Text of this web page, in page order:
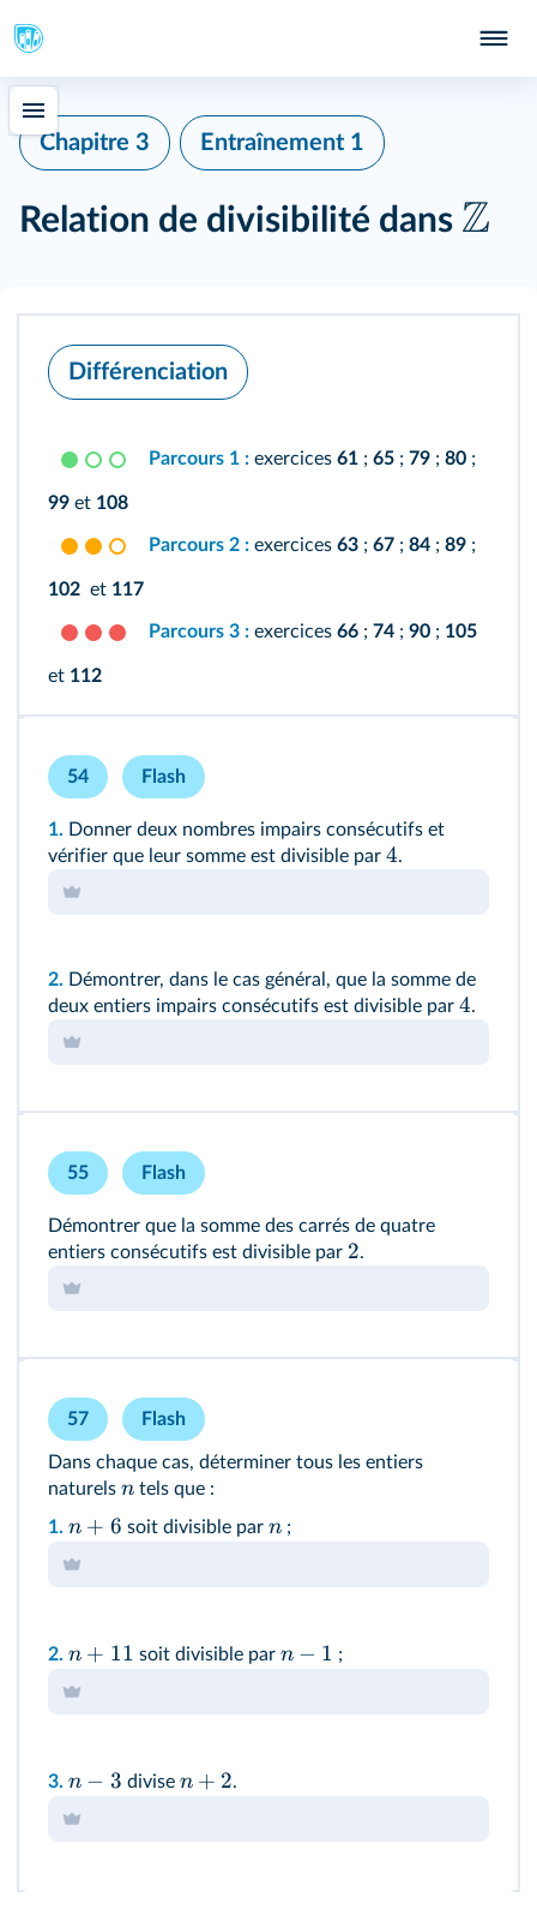
Chapitre 3 Entraînement 1
Relation de divisibilité dans Z
Différenciation
Parcours 1 : exercices 61 ; 65 ; 79 ; 80 ;
99 et 108
Parcours 2 : exercices 63 ; 67 ; 84 ; 89 ;
102 et 117
Parcours 3 : exercices 66 ; 74 ; 90 ; 105
et 112
54 Flash
1. Donner deux nombres impairs consécutifs et
vérifier que leur somme est divisible par 4.
2. Démontrer, dans le cas général, que la somme de
deux entiers impairs consécutifs est divisible par 4.
55 Flash
Démontrer que la somme des carrés de quatre
entiers consécutifs est divisible par 2.
57 Flash
Dans chaque cas, déterminer tous les entiers
naturels n tels que :
1. n + 6 soit divisible par n ;
2. n + 11 soit divisible par n − 1 ;
3. n − 3 divise n + 2.